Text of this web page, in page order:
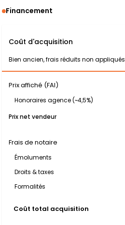
Financement
Coût d'acquisition
Bien ancien, frais réduits non appliqués
Prix affiché (FAI)
Honoraires agence (~4,5%)
Prix net vendeur
Frais de notaire
Émoluments
Droits & taxes
Formalités
Coût total acquisition